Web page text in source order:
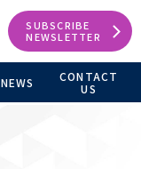
SUBSCRIBE
NEWSLETTER
NEWS
CONTACT
US